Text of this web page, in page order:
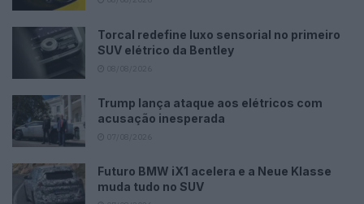
Torcal redefine luxo sensorial no primeiro
SUV elétrico da Bentley
Trump lança ataque aos elétricos com
acusação inesperada
Futuro BMW iX1 acelera e a Neue Klasse
muda tudo no SUV